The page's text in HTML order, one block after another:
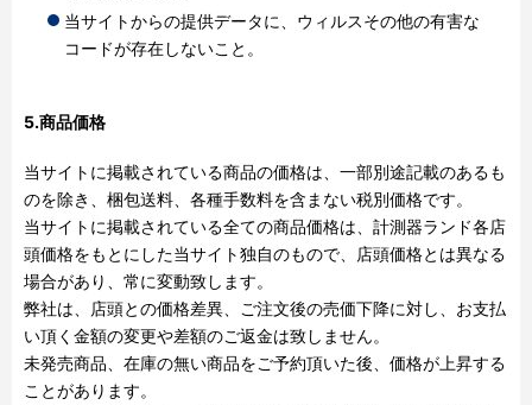
当サイトからの提供データに、ウィルスその他の有害な
コードが存在しないこと。
5.商品価格
当サイトに掲載されている商品の価格は、一部別途記載のあるも
のを除き、梱包送料、各種手数料を含まない税別価格です。
当サイトに掲載されている全ての商品価格は、計測器ランド各店
頭価格をもとにした当サイト独自のもので、店頭価格とは異なる
場合があり、常に変動致します。
弊社は、店頭との価格差異、ご注文後の売価下降に対し、お支払
い頂く金額の変更や差額のご返金は致しません。
未発売商品、在庫の無い商品をご予約頂いた後、価格が上昇する
ことがあります。